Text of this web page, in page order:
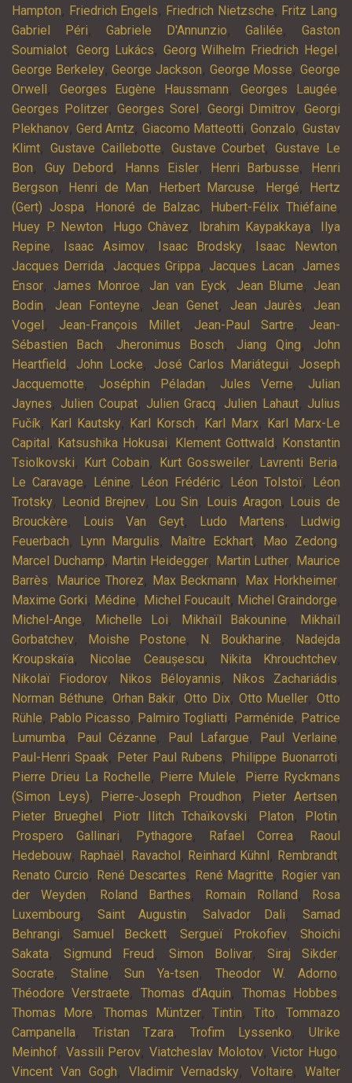
Hampton, Friedrich Engels, Friedrich Nietzsche, Fritz Lang,
Gabriel Péri,Gabriele D'Annunzio,Galilée,Gaston
Soumialot, Georg Lukács, Georg Wilhelm Friedrich Hegel ,
George Berkeley,George Jackson, George Mosse,George
Orwell , Georges Eugène Haussmann,Georges Laugée,
Georges Politzer, Georges Sorel , Georgi Dimitrov, Georgi
Plekhanov,Gerd Arntz, Giacomo Matteotti, Gonzalo,Gustav
Klimt, Gustave Caillebotte, Gustave Courbet,Gustave Le
Bon, Guy Debord , Hanns Eisler, Henri Barbusse,
Henri
Bergson, Henri de Man, Herbert Marcuse, Hergé,
Hertz
(Gert) Jospa, Honoré de Balzac, Hubert-Félix Thiéfaine,
Huey P. Newton, Hugo Chàvez, Ibrahim Kaypakkaya,
Ilya
Repine, Isaac Asimov, Isaac Brodsky, Isaac Newton,
Jacques Derrida, Jacques Grippa, Jacques Lacan, James
Ensor, James Monroe, Jan van Eyck, Jean Blume, Jean
Bodin, Jean Fonteyne, Jean Genet, Jean Jaurès, Jean
Vogel , Jean-François Millet, Jean-Paul Sartre, Jean-
Sébastien Bach, Jheronimus Bosch, Jiang Qing, John
Heartfield , John Locke, José Carlos Mariátegui, Joseph
Jacquemotte, Joséphin Péladan, Jules Verne, Julian
Jaynes, Julien Coupat, Julien Gracq, Julien Lahaut, Julius
Fučík, Karl Kautsky, Karl Korsch, Karl Marx, Karl Marx-Le
Capital , Katsushika Hokusai, Klement Gottwald , Konstantin
Tsiolkovski, Kurt Cobain, Kurt Gossweiler, Lavrenti Beria,
Le Caravage, Lénine, Léon Frédéric, Léon Tolstoï,
Léon
Trotsky, Leonid Brejnev, Lou Sin, Louis Aragon, Louis de
Brouckère, Louis Van Geyt, Ludo Martens,
Ludwig
Feuerbach, Lynn Margulis, Maître Eckhart, Mao Zedong,
Marcel Duchamp, Martin Heidegger, Martin Luther, Maurice
Barrès, Maurice Thorez, Max Beckmann, Max Horkheimer,
Maxime Gorki, Médine, Michel Foucault, Michel Graindorge,
Michel-Ange, Michelle Loi, Mikhaïl Bakounine,
Mikhaïl
Gorbatchev, Moishe Postone, N. Boukharine,
Nadejda
Kroupskaïa, Nicolae Ceaușescu, Nikita Khrouchtchev,
Nikolaï Fiodorov, Nikos Béloyannis, Níkos Zachariádis,
Norman Béthune, Orhan Bakir, Otto Dix, Otto Mueller, Otto
Rühle, Pablo Picasso, Palmiro Togliatti, Parménide, Patrice
Lumumba, Paul Cézanne, Paul Lafargue, Paul Verlaine,
Paul-Henri Spaak, Peter Paul Rubens, Philippe Buonarroti,
Pierre Drieu La Rochelle, Pierre Mulele,
Pierre Ryckmans
(Simon Leys), Pierre-Joseph Proudhon, Pieter Aertsen,
Pieter Brueghel , Piotr Ilitch Tchaïkovski, Platon, Plotin,
Prospero Gallinari, Pythagore, Rafael Correa,
Raoul
Hedebouw, Raphaël , Ravachol , Reinhard Kühnl , Rembrandt,
Renato Curcio, René Descartes, René Magritte, Rogier van
der Weyden, Roland Barthes, Romain Rolland ,
Rosa
Luxembourg, Saint Augustin,Salvador Dali,Samad
Behrangi,Samuel Beckett,Sergueï Prokofiev,Shoichi
Sakata, Sigmund Freud , Simon Bolivar, Siraj Sikder,
Socrate, Staline,Sun Ya-tsen, Theodor W. Adorno,
Théodore Verstraete, Thomas d’Aquin, Thomas Hobbes,
Thomas More, Thomas Müntzer, Tintin, Tito, Tommazo
Campanella, Tristan Tzara,Trofim Lyssenko,Ulrike
Meinhof, Vassili Perov,Viatcheslav Molotov,Victor Hugo,
Vincent Van Gogh, Vladimir Vernadsky,Voltaire,Walter